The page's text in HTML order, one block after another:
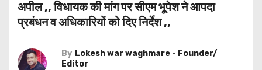
अपील ,, विधायक की मांग पर सीएम भूपेश ने आपदा
प्रबंधन व अधिकारियों को दिए निर्देश ,,
By Lokesh war waghmare - Founder/
Editor